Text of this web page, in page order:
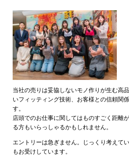
当社の売りは妥協しないモノ作りが生む高
いフィッティング技術、お客様との信頼関
す。
店頭でのお仕事に関してはものすごく距離
る方もいらっしゃるかもしれません。
エントリーは急ぎません。じっくり考えて
もお受けしています。